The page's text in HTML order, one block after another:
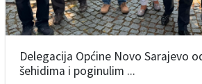
Delegacija Općine Novo Sarajevo
šehidima i poginulim ...